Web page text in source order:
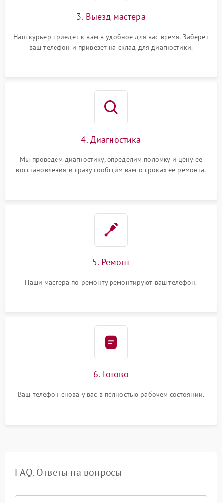
3. Выезд мастера
Наш курьер приедет к вам в удобное для вас время. Заберет
ваш телефон и привезет на склад для диагностики.
4. Диагностика
Мы проведем диагностику, определим поломку и цену ее
восстановления и сразу сообщим вам о сроках ее ремонта.
5. Ремонт
Наши мастера по ремонту ремонтируют ваш телефон.
6. Готово
Ваш телефон снова у вас в полностью рабочем состоянии.
FAQ. Ответы на вопросы